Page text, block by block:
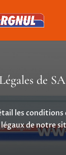
de
les
de notre